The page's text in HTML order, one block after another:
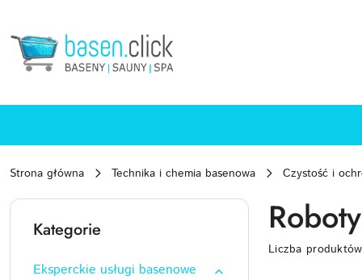
Strona główna Technika i chemia basenowa Czystość i
Kategorie
Eksperckie usługi basenowe
Liczba